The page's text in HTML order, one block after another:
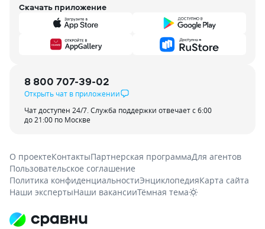
Скачать приложение
8 800 707-39-02
Открыть чат в приложении
Чат доступен 24/7. Служба поддержки отвечает с 6:00
до 21:00 по Москве
О проектеКонтактыПартнерская программаДля агентов
Пользовательское соглашение
Политика конфиденциальностиЭнциклопедияКарта сайта
Наши экспертыНаши вакансииТёмная тема